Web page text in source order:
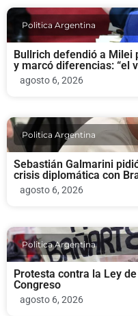
Politica Argentina
Bullrich defendió a Milei
y marcó diferencias: “el
agosto 6, 2026
Politica Argentina
Sebastián Galmarini
crisis diplomática con
agosto 6, 2026
Politica Argentina
Protesta contra la Ley
Congreso
agosto 6, 2026